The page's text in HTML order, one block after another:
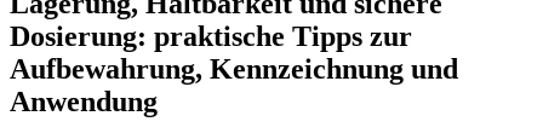
Dosierung: praktische Tipps zur
Aufbewahrung,⁢ Kennzeichnung und
Anwendung